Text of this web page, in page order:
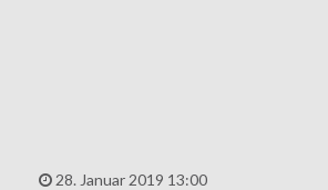
28. Januar 2019 13:00